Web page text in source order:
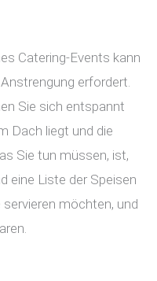
Catering-Events kann
erfordert.
Sie sich entspannt
Dach liegt und die
Sie tun müssen, ist,
eine Liste der Speisen
servieren möchten, und